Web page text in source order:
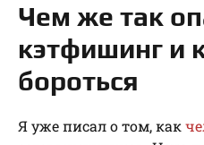
Чем же так
кэтфишинг и
бороться
Я уже писал о том, как